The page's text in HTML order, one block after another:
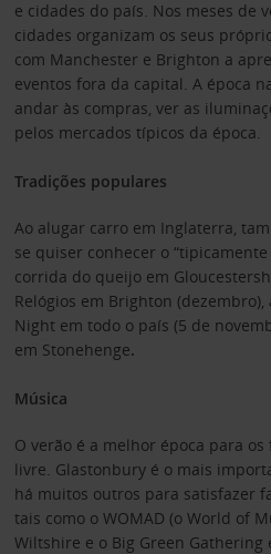
e cidades do país. Nos meses de
cidades organizam os seus
com Manchester e Brighton a
eventos fora da capital. A época
andar às compras, ver as
pelos mercados típicos da época.
Tradições populares
Ao alugar carro em Inglaterra,
se quiser conhecer o
corrida do queijo em
Relógios em Brighton
Night em todo o país (5 de
em Stonehenge.
Música
O verão é a melhor época para
livre. Glastonbury é o mais
há muitos outros para satisfazer
tais como o WOMAD (o World of
Wiltshire e o Big Green Gathering